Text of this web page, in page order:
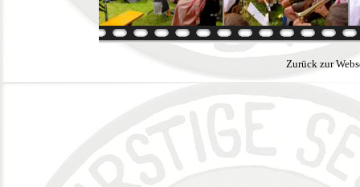
Zurück zur